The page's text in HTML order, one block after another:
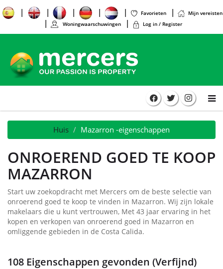
Favorieten
Mijn vereisten
Woningwaarschuwingen
Log in / Register
Huis Mazarron -eigenschappen
ONROEREND GOED TE KOOP
MAZARRON
Start uw zoekopdracht met Mercers om de beste selectie van
onroerend goed te koop te vinden in Mazarron. Wij zijn lokale
makelaars die u kunt vertrouwen, Met 43 jaar ervaring in het
kopen en verkopen van onroerend goed in Mazarron en
omliggende gebieden in de Costa Calida.
108 Eigenschappen gevonden (Verfijnd)